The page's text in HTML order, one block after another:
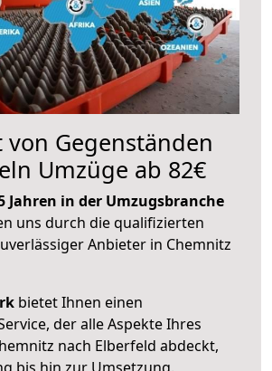
von Gegenständen
Umzüge ab 82€
Jahren in der Umzugsbranche
uns durch die qualifizierten
Anbieter in Chemnitz
bietet Ihnen einen
der alle Aspekte Ihres
nach Elberfeld abdeckt,